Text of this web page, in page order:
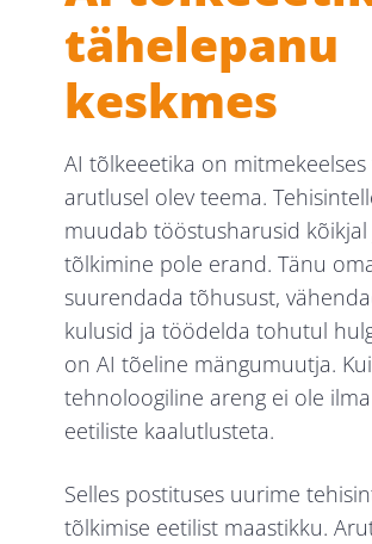
tähelepanu
keskmes
AI tõlkeeetika on
arutlusel olev teema.
muudab tööstusharusid kõikjal
tõlkimine pole erand. Tänu
suurendada tõhusust,
kulusid ja töödelda tohutul
on AI tõeline mängumuutja.
tehnoloogiline areng ei ole
eetiliste kaalutlusteta.
Selles postituses uurime
tõlkimise eetilist maastikku.